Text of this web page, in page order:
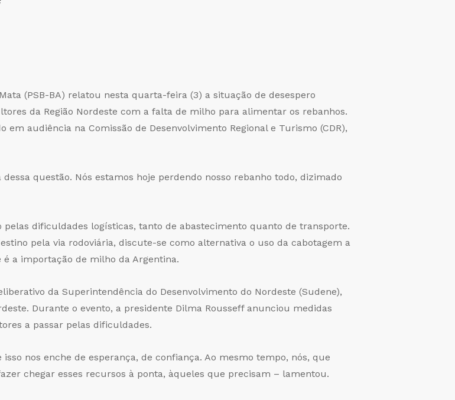
(PSB-BA) relatou nesta quarta-feira (3) a situação de desespero
da Região Nordeste com a falta de milho para alimentar os rebanhos.
audiência na Comissão de Desenvolvimento Regional e Turismo (CDR),
questão. Nós estamos hoje perdendo nosso rebanho todo, dizimado
dificuldades logísticas, tanto de abastecimento quanto de transporte.
pela via rodoviária, discute-se como alternativa o uso da cabotagem a
a importação de milho da Argentina.
da Superintendência do Desenvolvimento do Nordeste (Sudene),
Durante o evento, a presidente Dilma Rousseff anunciou medidas
a passar pelas dificuldades.
nos enche de esperança, de confiança. Ao mesmo tempo, nós, que
chegar esses recursos à ponta, àqueles que precisam – lamentou.